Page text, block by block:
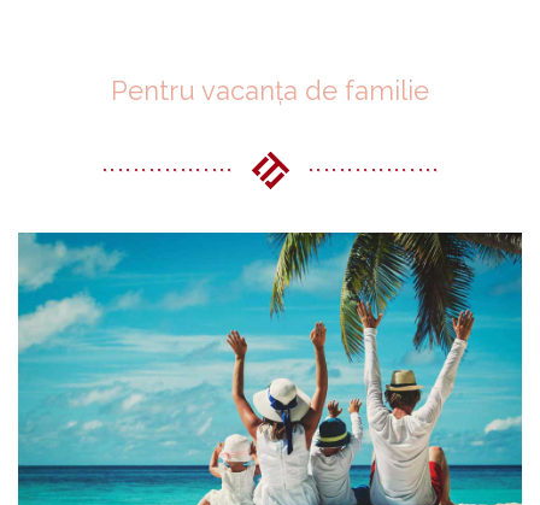
Pentru vacanța de familie